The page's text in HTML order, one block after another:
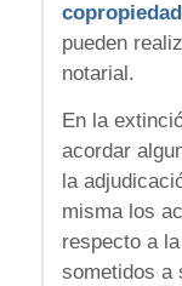
copropiedad
pueden
notarial.
En la
acordar
la
misma los
respecto a
sometidos a